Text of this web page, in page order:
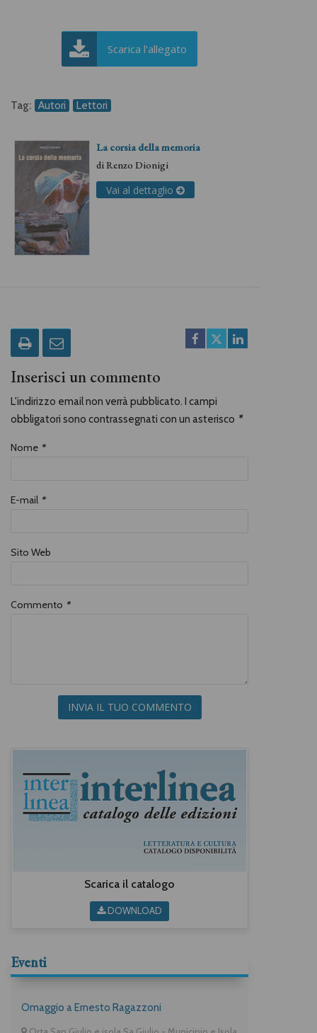
Scarica l'allegato
Tag: Autori Lettori
La corsia della memoria
diRenzo Dionigi
Vai al dettaglio
Inserisci un commento
L'indirizzo email non verrà pubblicato. I campi
obbligatori sono contrassegnati con un asterisco *
Nome *
E-mail *
Sito Web
Commento *
INVIA IL TUO COMMENTO
Scarica il catalogo
DOWNLOAD
Eventi
Omaggio a Ernesto Ragazzoni